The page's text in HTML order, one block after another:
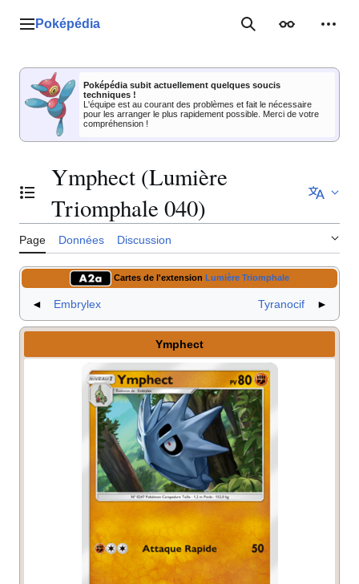
Menu principal
Poképédia RechercherApparence
Poképédia subit actuellement quelques soucis
techniques !
L'équipe est au courant des problèmes et fait le nécessaire
pour les arranger le plus rapidement possible. Merci de votre
compréhension !
Basculer la table des matières
Ymphect (Lumière
Triomphale 040)
Page Données Discussion
Cartes de l'extension Lumière Triomphale
◄ Embrylex Tyranocif ►
Ymphect